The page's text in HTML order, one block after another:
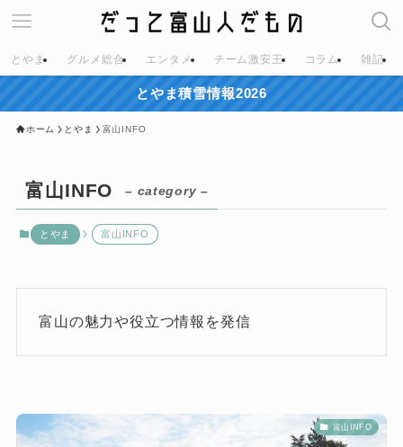
とやま グルメ総合 エンタメ チーム激安王 コラム 雑記
とやま積雪情報2026
ホーム とやま 富山INFO
富山INFO – category –
とやま 富山INFO
富山の魅力や役立つ情報を発信
富山INFO